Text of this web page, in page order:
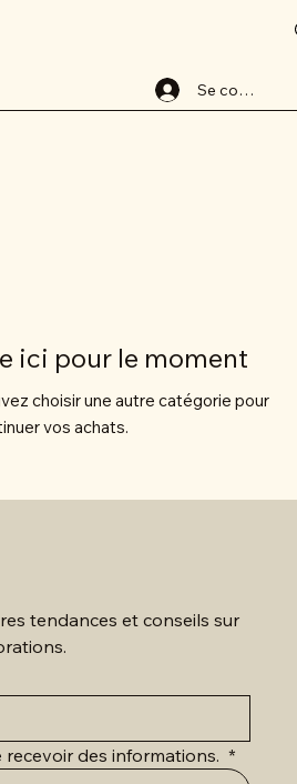
Se connecter
ici pour le moment
choisir une autre catégorie pour
vos achats.
tendances et conseils sur
recevoir des informations. *